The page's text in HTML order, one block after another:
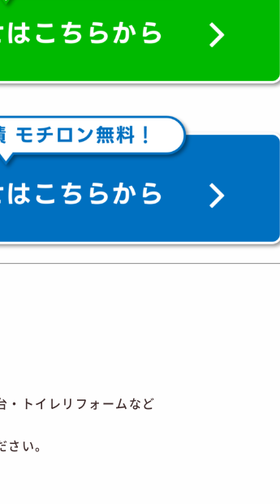
・トイレリフォームなど
い。